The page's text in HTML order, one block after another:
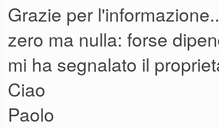
Grazie per
zero ma nulla: forse
mi ha segnalato il
Ciao
Paolo